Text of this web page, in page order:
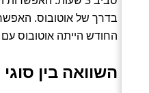
בדרך של אוטובוס.
החודש הייתה אוטובוס עם 100 הזמנות.
השוואה בין